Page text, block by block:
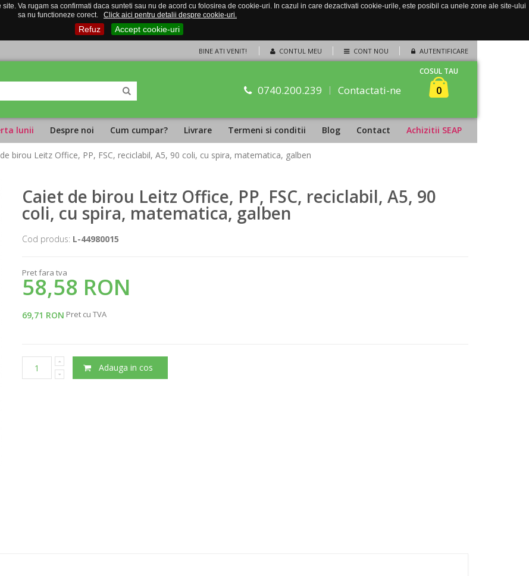
Va rugam sa confirmati daca sunteti sau nu de acord cu folosirea de cookie-uri. In cazul in care dezactivati cookie-urile, este posibil ca unele zone ale site-ului
sa nu functioneze corect.
Click aici pentru detalii despre cookie-uri.
Refuz Accept cookie-uri
CONTUL MEU CONT NOU AUTENTIFICARE
BINE ATI VENIT!
0740.200.239 Contactati-ne
COSUL TAU
0
lunii Despre noi Cum cumpar? Livrare Termeni si conditii Blog Contact Achizitii SEAP
birou Leitz Office, PP, FSC, reciclabil, A5, 90 coli, cu spira, matematica, galben
Caiet de birou Leitz Office, PP, FSC, reciclabil, A5, 90
coli, cu spira, matematica, galben
Cod produs: L-44980015
Pret fara tva
58,58 RON
69,71 RON Pret cu TVA
Adauga in cos